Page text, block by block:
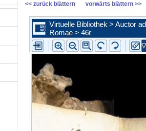
<< zurück blättern vorwärts blättern >>